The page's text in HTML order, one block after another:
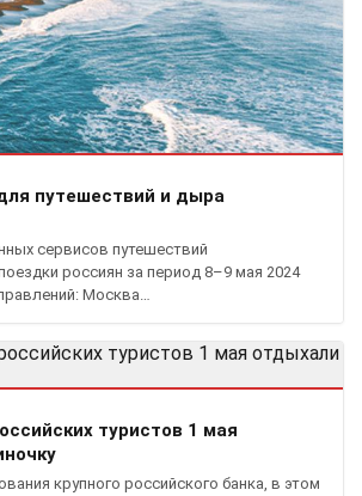
путешествий и дыра
сервисов путешествий
россиян за период 8–9 мая 2024
Москва…
туристов 1 мая
крупного российского банка, в этом